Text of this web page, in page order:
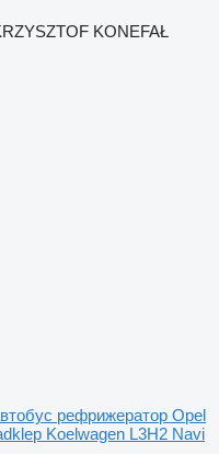
KONEFAŁ
рефрижератор Opel
Koelwagen L3H2 Navi